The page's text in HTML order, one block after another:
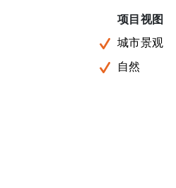
项目视图
城市景观
自然